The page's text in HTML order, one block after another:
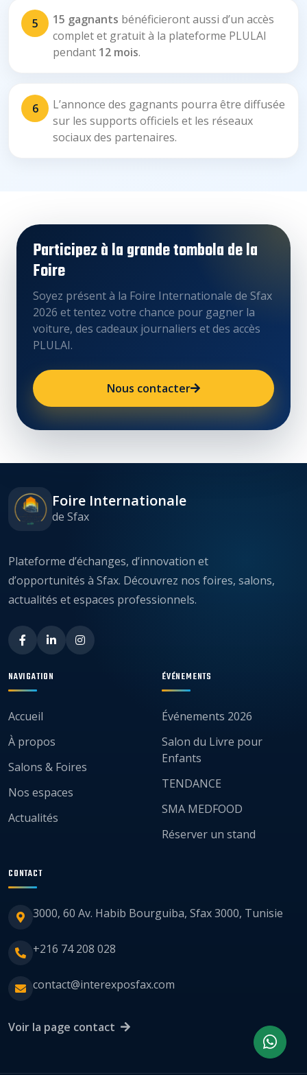
5 15 gagnants bénéficieront aussi d’un accès
complet et gratuit à la plateforme PLULAI
pendant 12 mois.
6
L’annonce des gagnants pourra être diffusée
sur les supports officiels et les réseaux
sociaux des partenaires.
Participez à la grande tombola de la
Foire
Soyez présent à la Foire Internationale de Sfax
2026 et tentez votre chance pour gagner la
voiture, des cadeaux journaliers et des accès
PLULAI.
Nous contacter
Foire Internationale
de Sfax
Plateforme d’échanges, d’innovation et
d’opportunités à Sfax. Découvrez nos foires, salons,
actualités et espaces professionnels.
NAVIGATION
Accueil
À propos
Salons & Foires
Nos espaces
Actualités
ÉVÉNEMENTS
Événements 2026
Salon du Livre pour
Enfants
TENDANCE
SMA MEDFOOD
Réserver un stand
CONTACT
3000, 60 Av. Habib Bourguiba, Sfax 3000, Tunisie
+216 74 208 028
contact@interexposfax.com
Voir la page contact